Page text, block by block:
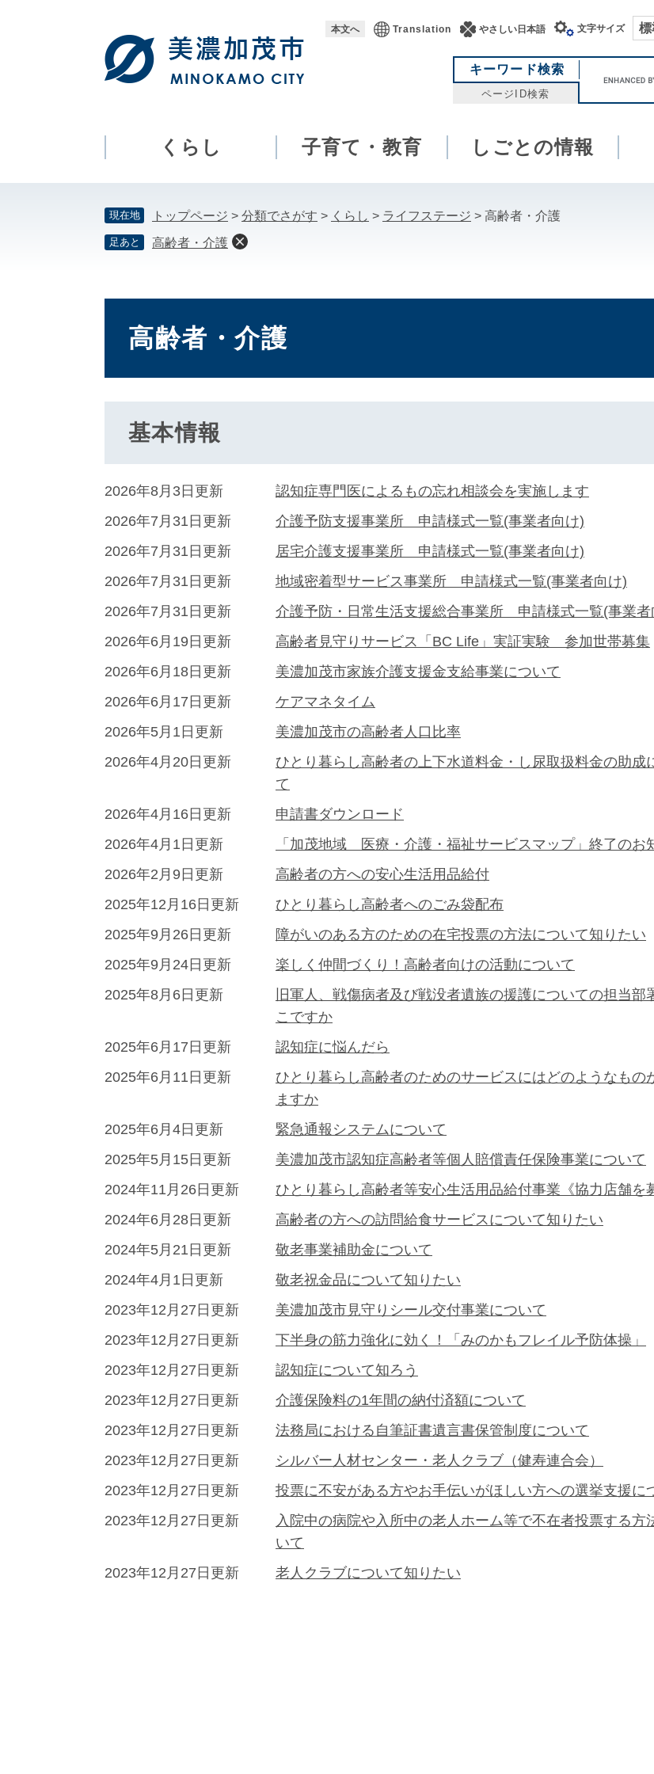
本
本文へ Translation やさしい日本語 文字サイズ 標
キーワード検索
ページID検索
ワ
ド
索
くらし 子育て・教育 しごとの情報
現在地 トップページ > 分類でさがす > くらし > ライフステージ > 高齢者・介護
足あと 高齢者・介護
高齢者・介護
基本情報
2026年8月3日更新
認知症専門医によるもの忘れ相談会を実施します
2026年7月31日更新
介護予防支援事業所 申請様式一覧(事業者向け)
2026年7月31日更新
居宅介護支援事業所 申請様式一覧(事業者向け)
2026年7月31日更新
地域密着型サービス事業所 申請様式一覧(事業者向け)
2026年7月31日更新
介護予防・日常生活支援総合事業所 申請様式一覧(事業者
2026年6月19日更新
高齢者見守りサービス「BC Life」実証実験 参加世帯募集
2026年6月18日更新
美濃加茂市家族介護支援金支給事業について
2026年6月17日更新
ケアマネタイム
2026年5月1日更新
美濃加茂市の高齢者人口比率
2026年4月20日更新
ひとり暮らし高齢者の上下水道料金・し尿取扱料金の助成
て
2026年4月16日更新
申請書ダウンロード
2026年4月1日更新
「加茂地域 医療・介護・福祉サービスマップ」終了のお
2026年2月9日更新
高齢者の方への安心生活用品給付
2025年12月16日更新
ひとり暮らし高齢者へのごみ袋配布
2025年9月26日更新
障がいのある方のための在宅投票の方法について知りたい
2025年9月24日更新
楽しく仲間づくり！高齢者向けの活動について
2025年8月6日更新
旧軍人、戦傷病者及び戦没者遺族の援護についての担当部
こですか
2025年6月17日更新
認知症に悩んだら
2025年6月11日更新
ひとり暮らし高齢者のためのサービスにはどのようなもの
ますか
2025年6月4日更新
緊急通報システムについて
2025年5月15日更新
美濃加茂市認知症高齢者等個人賠償責任保険事業について
2024年11月26日更新
ひとり暮らし高齢者等安心生活用品給付事業《協力店舗を
2024年6月28日更新
高齢者の方への訪問給食サービスについて知りたい
2024年5月21日更新
敬老事業補助金について
2024年4月1日更新
敬老祝金品について知りたい
2023年12月27日更新
美濃加茂市見守りシール交付事業について
2023年12月27日更新
下半身の筋力強化に効く！「みのかもフレイル予防体操」
2023年12月27日更新
認知症について知ろう
2023年12月27日更新
介護保険料の1年間の納付済額について
2023年12月27日更新
法務局における自筆証書遺言書保管制度について
2023年12月27日更新
シルバー人材センター・老人クラブ（健寿連合会）
2023年12月27日更新
投票に不安がある方やお手伝いがほしい方への選挙支援に
2023年12月27日更新
入院中の病院や入所中の老人ホーム等で不在者投票する方
いて
2023年12月27日更新
老人クラブについて知りたい